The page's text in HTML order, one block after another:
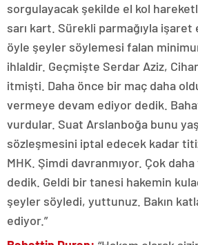
sorgulayacak şekilde el kol
sarı kart. Sürekli parmağıyla
öyle şeyler söylemesi falan
ihlaldir. Geçmişte Serdar Aziz, Cihan
itmişti. Daha önce bir maç daha
vermeye devam ediyor dedik.
vurdular. Suat Arslanboğa bunu
sözleşmesini iptal edecek kadar
MHK. Şimdi davranmıyor. Çok daha
dedik. Geldi bir tanesi hakemin
şeyler söyledi, yuttunuz. Bakın
ediyor.”